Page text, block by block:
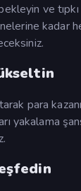
bekleyin ve
kadar
para
yakalama